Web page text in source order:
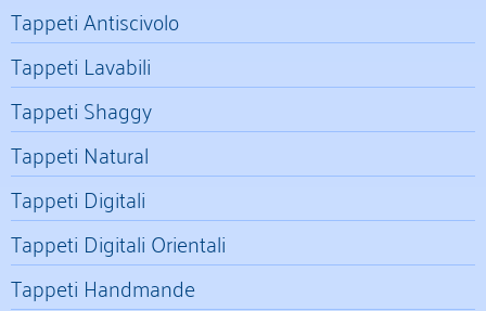
Tappeti Antiscivolo
Tappeti Lavabili
Tappeti Shaggy
Tappeti Natural
Tappeti Digitali
Tappeti Digitali Orientali
Tappeti Handmande